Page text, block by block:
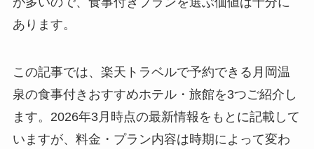
あります。
この記事では、楽天トラベルで予約できる月岡温
泉の食事付きおすすめホテル・旅館を3つご紹介し
ます。2026年3月時点の最新情報をもとに記載して
いますが、料金・プラン内容は時期によって変わ